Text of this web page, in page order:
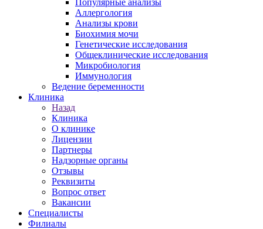
Популярные анализы
Аллергология
Анализы крови
Биохимия мочи
Генетические исследования
Общеклинические исследования
Микробиология
Иммунология
Ведение беременности
Клиника
Назад
Клиника
О клинике
Лицензии
Партнеры
Надзорные органы
Отзывы
Реквизиты
Вопрос ответ
Вакансии
Специалисты
Филиалы